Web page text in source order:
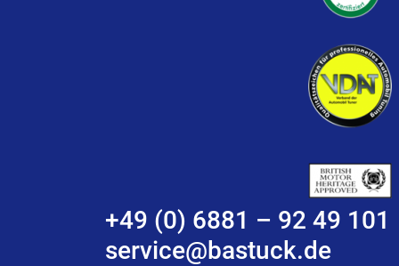
+49 (0) 6881 – 92 49 101
service@bastuck.de